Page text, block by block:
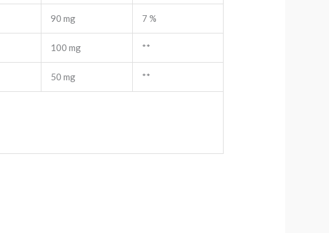
90 mg 7 %
100 mg **
50 mg **